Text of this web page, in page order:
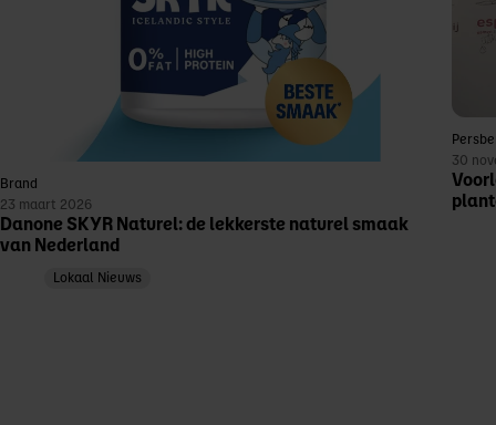
Brand
23 maart 2026
Danone SKYR Naturel: de lekkerste naturel smaak
van Nederland
Lokaal Nieuws
30